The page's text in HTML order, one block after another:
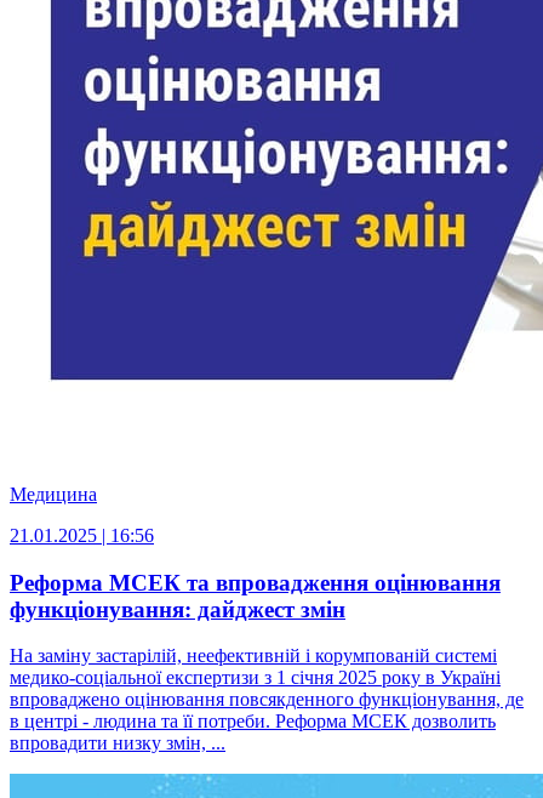
Медицина
21.01.2025 | 16:56
Реформа МСЕК та впровадження оцінювання
функціонування: дайджест змін
На заміну застарілій, неефективній і корумпованій системі
медико-соціальної експертизи з 1 січня 2025 року в Україні
впроваджено оцінювання повсякденного функціонування, де
в центрі - людина та її потреби. Реформа МСЕК дозволить
впровадити низку змін, ...